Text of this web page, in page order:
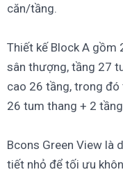
căn/tầng.
Thiết kế Block A
sân thượng, tầng 27
cao 26 tầng, trong
26 tum thang + 2
Bcons Green View là
tiết nhỏ để tối ưu